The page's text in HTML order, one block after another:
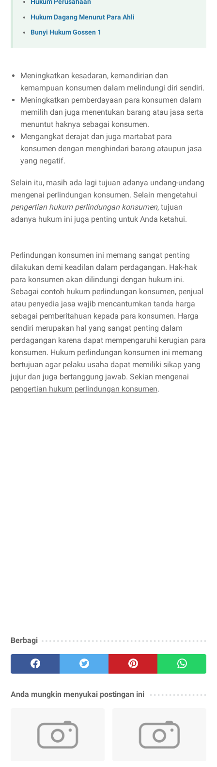
Hukum Perusahaan
Hukum Dagang Menurut Para Ahli
Bunyi Hukum Gossen 1
Meningkatkan kesadaran, kemandirian dan
kemampuan konsumen dalam melindungi diri sendiri.
Meningkatkan pemberdayaan para konsumen dalam
memilih dan juga menentukan barang atau jasa serta
menuntut haknya sebagai konsumen.
Mengangkat derajat dan juga martabat para
konsumen dengan menghindari barang ataupun jasa
yang negatif.
Selain itu, masih ada lagi tujuan adanya undang-undang
mengenai perlindungan konsumen. Selain mengetahui
pengertian hukum perlindungan konsumen, tujuan
adanya hukum ini juga penting untuk Anda ketahui.
Perlindungan konsumen ini memang sangat penting
dilakukan demi keadilan dalam perdagangan. Hak-hak
para konsumen akan dilindungi dengan hukum ini.
Sebagai contoh hukum perlindungan konsumen, penjual
atau penyedia jasa wajib mencantumkan tanda harga
sebagai pemberitahuan kepada para konsumen. Harga
sendiri merupakan hal yang sangat penting dalam
perdagangan karena dapat mempengaruhi kerugian para
konsumen. Hukum perlindungan konsumen ini memang
bertujuan agar pelaku usaha dapat memiliki sikap yang
jujur dan juga bertanggung jawab. Sekian mengenai
pengertian hukum perlindungan konsumen.
Berbagi
Anda mungkin menyukai postingan ini